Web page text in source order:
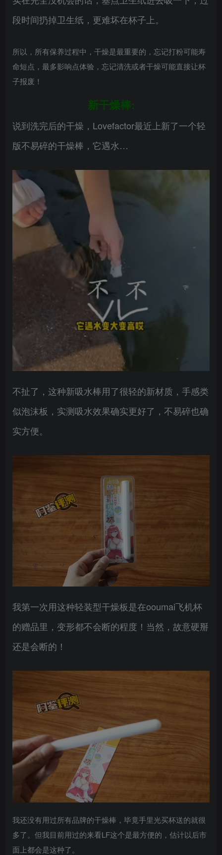
段时间扔掉卫生纸，更难坏在杯子上。
所以，所有保养过程中，干燥是最重要的，忘记打粉可能寿
命短点，最多影响点体验，忘记清洗或者干燥可能直接让杯
子报废！
新干燥棒:
说到洗完后的干燥，Lovefactor最近上新了一个轻
版不易碎的干燥棒，它遇水…
不扯了，这种新吸水棒用了很轻的新材质，手感类
似泡沫板，实测吸水效果确实更好了，不易碎也确
实方便。
我第一次用这种轻装型干燥板是在ooumai飞机杯
的赠品里，变形都不会断的程度！当然，故意硬掰
还是会断的！
我还没有用过所有品牌的干燥棒，毕竟手里光买杯送的就很
多了。但我目前用过的来看LF这个是最方便的，估计以后市
面上都会是这种了。